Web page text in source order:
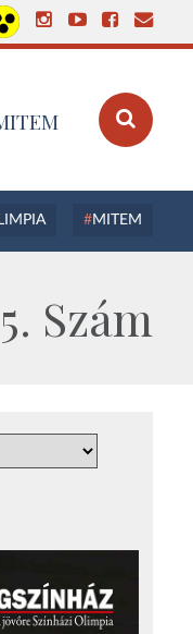
MITEM
Szám